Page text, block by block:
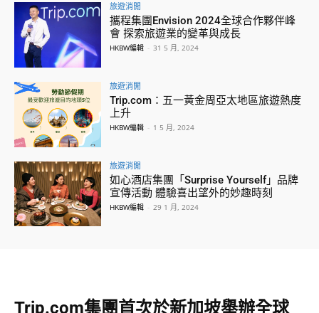
旅遊消閒
攜程集團Envision 2024全球合作夥伴峰
會 探索旅遊業的變革與成長
HKBW編輯 - 31 5 月, 2024
旅遊消閒
Trip.com：五一黃金周亞太地區旅遊熱度
上升
HKBW編輯 - 1 5 月, 2024
旅遊消閒
如心酒店集團「Surprise Yourself」品牌
宣傳活動 體驗喜出望外的妙趣時刻
HKBW編輯 - 29 1 月, 2024